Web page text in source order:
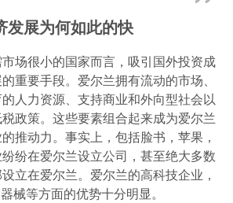
发展为何如此的快
场很小的国家而言，吸引国外投资成
重要手段。爱尔兰拥有流动的市场、
人力资源、支持商业和外向型社会以
政策。这些要素组合起来成为爱尔兰
推动力。事实上，包括脸书，苹果，
纷在爱尔兰设立公司，甚至绝大多数
立在爱尔兰。爱尔兰的高科技企业，
械等方面的优势十分明显。